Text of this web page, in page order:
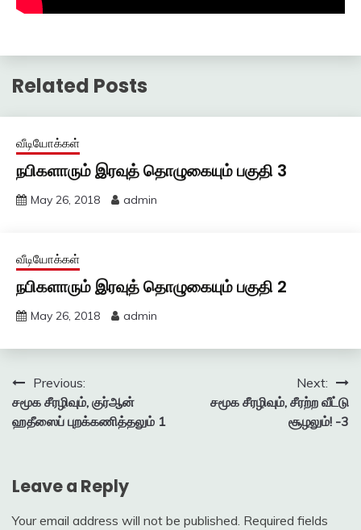
Related Posts
வீடியோக்கள்
நபிகளாரும் இரவுத் தொழுகையும் பகுதி 3
May 26, 2018 admin
வீடியோக்கள்
நபிகளாரும் இரவுத் தொழுகையும் பகுதி 2
May 26, 2018 admin
Post
navigation
Previous:
சமூக சீரழிவும், குர்ஆன்
ஹதீஸைப் புறக்கணித்தலும் 1
Next:
சமூக சீரழிவும், சீரற்ற வீட்டு
சூழலும்! -3
Leave a Reply
Your email address will not be published. Required fields